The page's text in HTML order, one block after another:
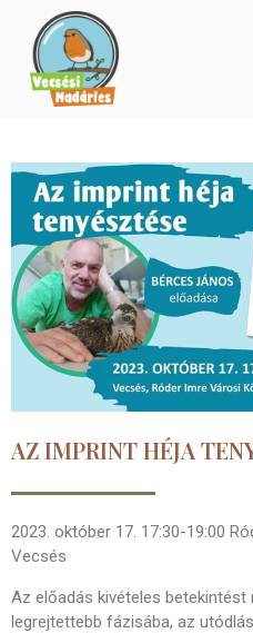
AZ IMPRINT HÉJA
2023. október 17. 17:30-19:00
Vecsés
Az előadás kivételes betekintést
legrejtettebb fázisába, az